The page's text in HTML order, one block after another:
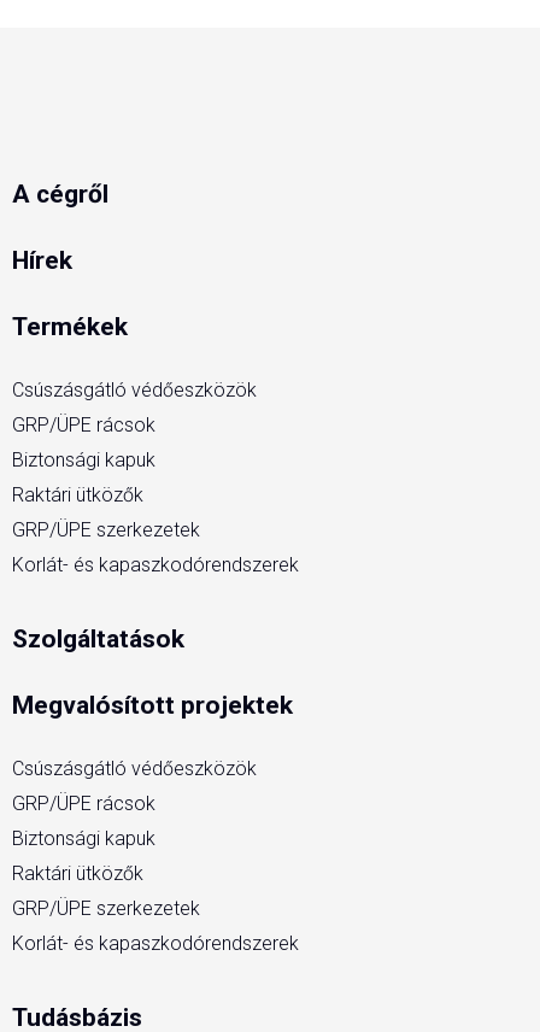
A cégről
Hírek
Termékek
Csúszásgátló védőeszközök
GRP/ÜPE rácsok
Biztonsági kapuk
Raktári ütközők
GRP/ÜPE szerkezetek
Korlát- és kapaszkodórendszerek
Szolgáltatások
Megvalósított projektek
Csúszásgátló védőeszközök
GRP/ÜPE rácsok
Biztonsági kapuk
Raktári ütközők
GRP/ÜPE szerkezetek
Korlát- és kapaszkodórendszerek
Tudásbázis